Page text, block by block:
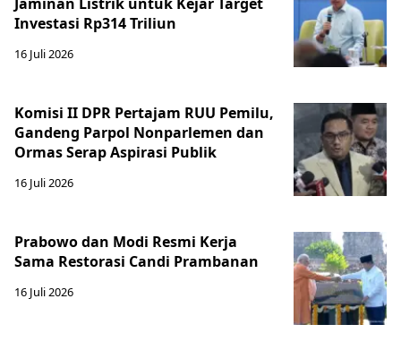
Investasi Rp314 Triliun
16 Juli 2026
Komisi II DPR Pertajam RUU Pemilu,
Gandeng Parpol Nonparlemen dan
Ormas Serap Aspirasi Publik
16 Juli 2026
Prabowo dan Modi Resmi Kerja
Sama Restorasi Candi Prambanan
16 Juli 2026